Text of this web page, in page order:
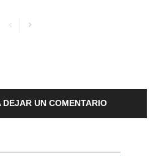
DEJAR UN COMENTARIO